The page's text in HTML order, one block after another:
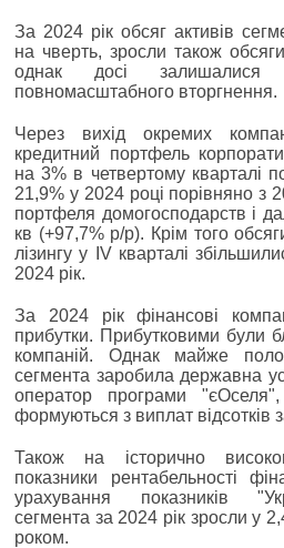
За 2024 рік обсяг активів
на чверть, зросли також
однак досі
повномасштабного вторгнення.
Через вихід окремих
кредитний портфель
на 3% в четвертому кварталі
21,9% у 2024 році порівняно з
портфеля домогосподарств і
кв (+97,7% р/р). Крім того
лізингу у IV кварталі
2024 рік.
За 2024 рік фінансові
прибутки. Прибутковими були
компаній. Однак майже
сегмента заробила державна
оператор програми
формуються з виплат відсотків
Також на історично
показники рентабельності
урахування показників
сегмента за 2024 рік зросли у
роком.